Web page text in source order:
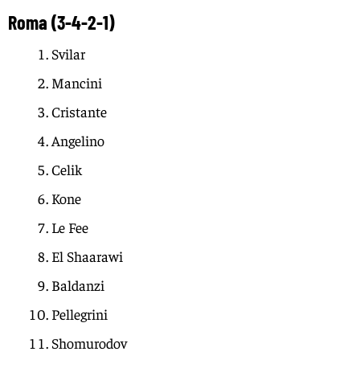
Roma (3-4-2-1)
Svilar
Mancini
Cristante
Angelino
Celik
Kone
Le Fee
El Shaarawi
Baldanzi
Pellegrini
Shomurodov